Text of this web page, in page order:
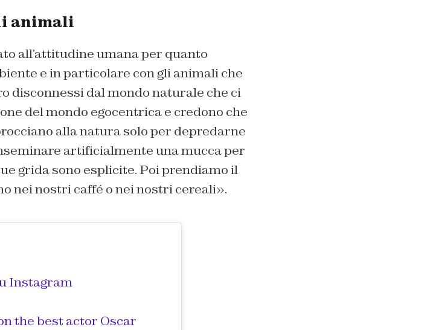
animali
all’attitudine umana per quanto
e in particolare con gli animali che
disconnessi dal mondo naturale che ci
del mondo egocentrica e credono che
alla natura solo per depredarne
artificialmente una mucca per
grida sono esplicite. Poi prendiamo il
nei nostri caffé o nei nostri cereali».
Instagram
the best actor Oscar